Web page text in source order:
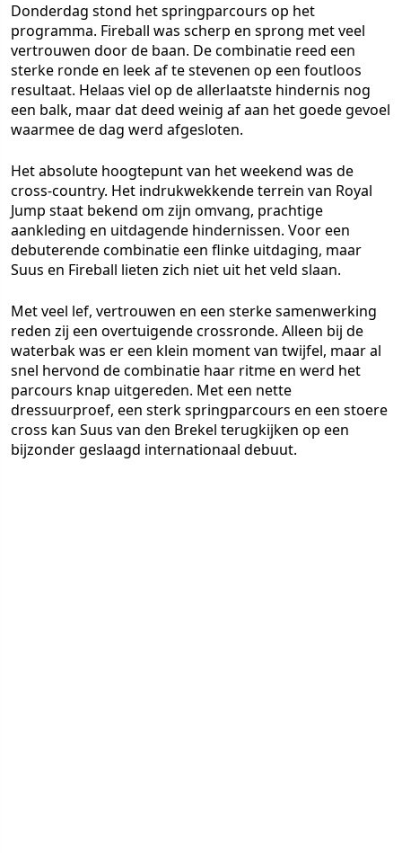
Donderdag stond het springparcours op het
programma. Fireball was scherp en sprong met veel
vertrouwen door de baan. De combinatie reed een
sterke ronde en leek af te stevenen op een foutloos
resultaat. Helaas viel op de allerlaatste hindernis nog
een balk, maar dat deed weinig af aan het goede gevoel
waarmee de dag werd afgesloten.
Het absolute hoogtepunt van het weekend was de
cross-country. Het indrukwekkende terrein van Royal
Jump staat bekend om zijn omvang, prachtige
aankleding en uitdagende hindernissen. Voor een
debuterende combinatie een flinke uitdaging, maar
Suus en Fireball lieten zich niet uit het veld slaan.
Met veel lef, vertrouwen en een sterke samenwerking
reden zij een overtuigende crossronde. Alleen bij de
waterbak was er een klein moment van twijfel, maar al
snel hervond de combinatie haar ritme en werd het
parcours knap uitgereden. Met een nette
dressuurproef, een sterk springparcours en een stoere
cross kan Suus van den Brekel terugkijken op een
bijzonder geslaagd internationaal debuut.